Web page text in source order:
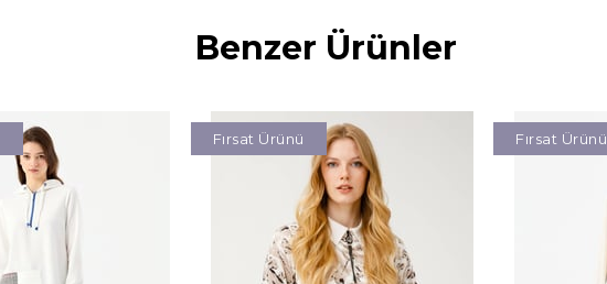
Benzer Ürünler
Fırsat Ürünü Fırsat Ürünü